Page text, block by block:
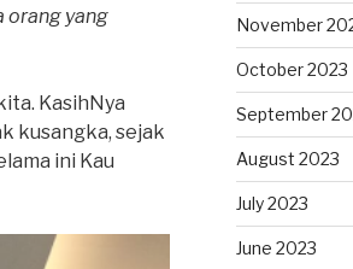
orang yang
KasihNya
kusangka, sejak
ini Kau
November
October 2023
September
August 2023
July 2023
June 2023